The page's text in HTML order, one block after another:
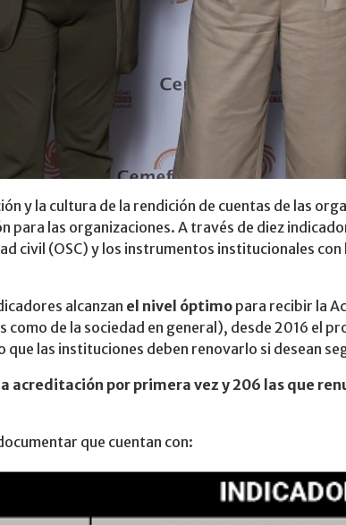
y la cultura de la rendición de cuentas de las
para las organizaciones. A través de diez
civil (OSC) y los instrumentos institucionales
alcanzan el nivel óptimo para recibir la
de la sociedad en general), desde 2016 el
las instituciones deben renovarlo si desean
acreditación por primera vez y 206 las que
que cuentan con: